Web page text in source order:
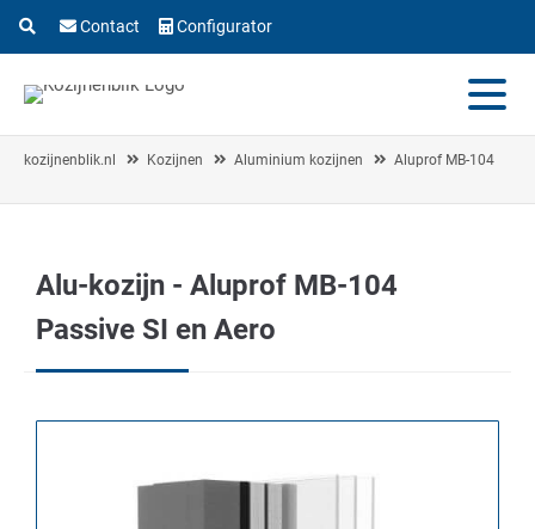
Contact Configurator
kozijnenblik.nl Kozijnen Aluminium kozijnen Aluprof MB-104
Alu-kozijn - Aluprof MB-104
Passive SI en Aero